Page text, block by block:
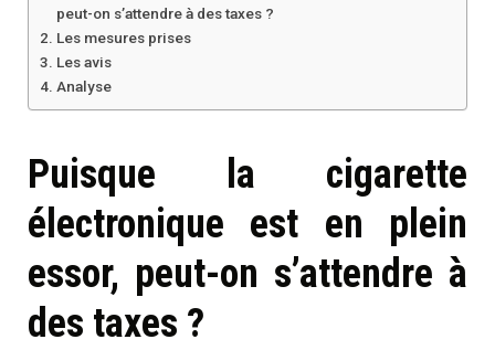
peut-on s’attendre à des taxes ?
Les mesures prises
Les avis
Analyse
Puisque la cigarette
électronique est en plein
essor, peut-on s’attendre à
des taxes ?